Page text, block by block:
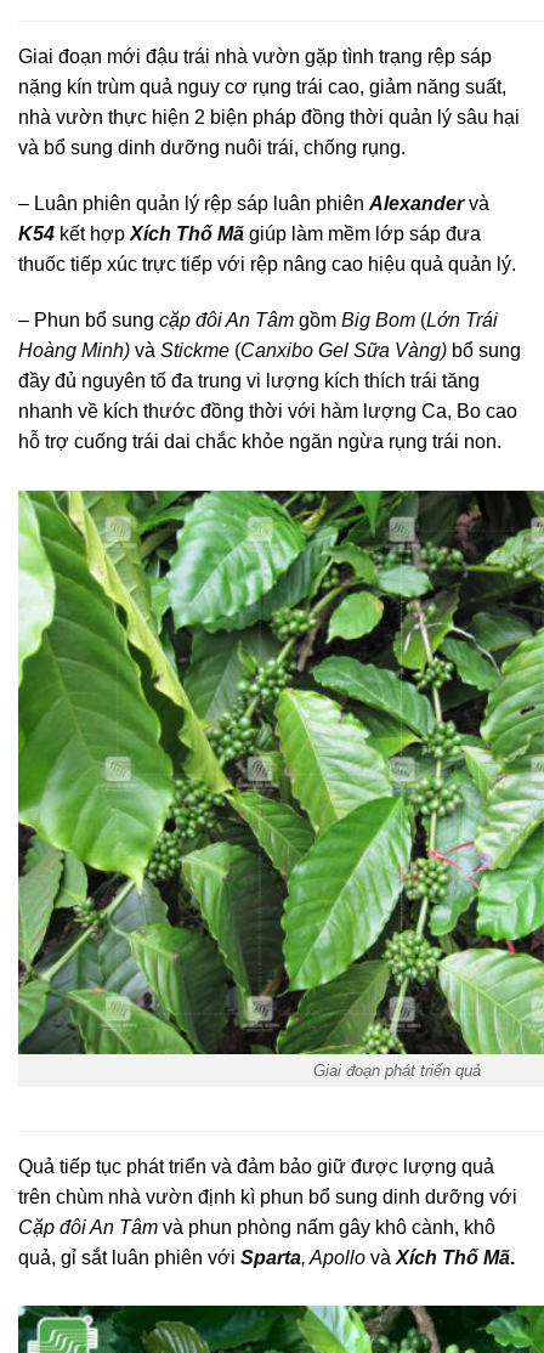
Giai đoạn mới đậu trái nhà vườn gặp tình trạng rệp sáp
nặng kín trùm quả nguy cơ rụng trái cao, giảm năng suất,
nhà vườn thực hiện 2 biện pháp đồng thời quản lý sâu hại
và bổ sung dinh dưỡng nuôi trái, chống rụng.
– Luân phiên quản lý rệp sáp luân phiên Alexandervà
K54 kết hợp Xích Thố Mã giúp làm mềm lớp sáp đưa
thuốc tiếp xúc trực tiếp với rệp nâng cao hiệu quả quản lý.
– Phun bổ sung cặp đôi An Tâm gồm Big Bom (Lớn Trái
Hoàng Minh) và Stickme (Canxibo Gel Sữa Vàng) bổ sung
đầy đủ nguyên tố đa trung vi lượng kích thích trái tăng
nhanh về kích thước đồng thời với hàm lượng Ca, Bo cao
hỗ trợ cuống trái dai chắc khỏe ngăn ngừa rụng trái non.
Giai đoạn phát triển quả
Quả tiếp tục phát triển và đảm bảo giữ được lượng quả
trên chùm nhà vườn định kì phun bổ sung dinh dưỡng với
Cặp đôi An Tâm và phun phòng nấm gây khô cành, khô
quả, gỉ sắt luân phiên với Sparta, Apollo và Xích Thố Mã.